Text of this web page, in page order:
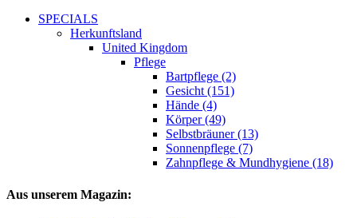
SPECIALS
Herkunftsland
United Kingdom
Pflege
Bartpflege (2)
Gesicht (151)
Hände (4)
Körper (49)
Selbstbräuner (13)
Sonnenpflege (7)
Zahnpflege & Mundhygiene (18)
Aus unserem Magazin: